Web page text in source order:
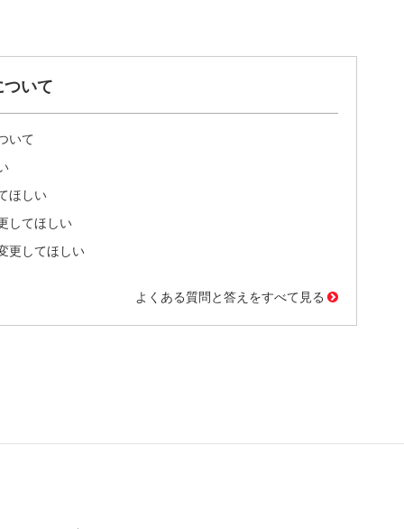
ついて
いて
ほしい
してほしい
更してほしい
よくある質問と答えをすべて見る